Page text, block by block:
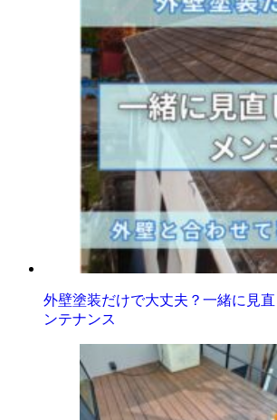
外壁塗装だけで大丈夫？一緒に見
ンテナンス